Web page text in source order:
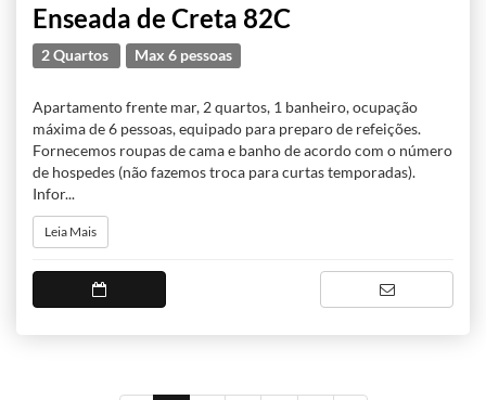
Enseada de Creta 82C
2 Quartos Max 6 pessoas
Apartamento frente mar, 2 quartos, 1 banheiro, ocupação
máxima de 6 pessoas, equipado para preparo de refeições.
Fornecemos roupas de cama e banho de acordo com o número
de hospedes (não fazemos troca para curtas temporadas).
Infor...
Leia Mais